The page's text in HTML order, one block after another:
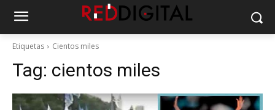
Etiquetas Cientos miles
Tag: cientos miles